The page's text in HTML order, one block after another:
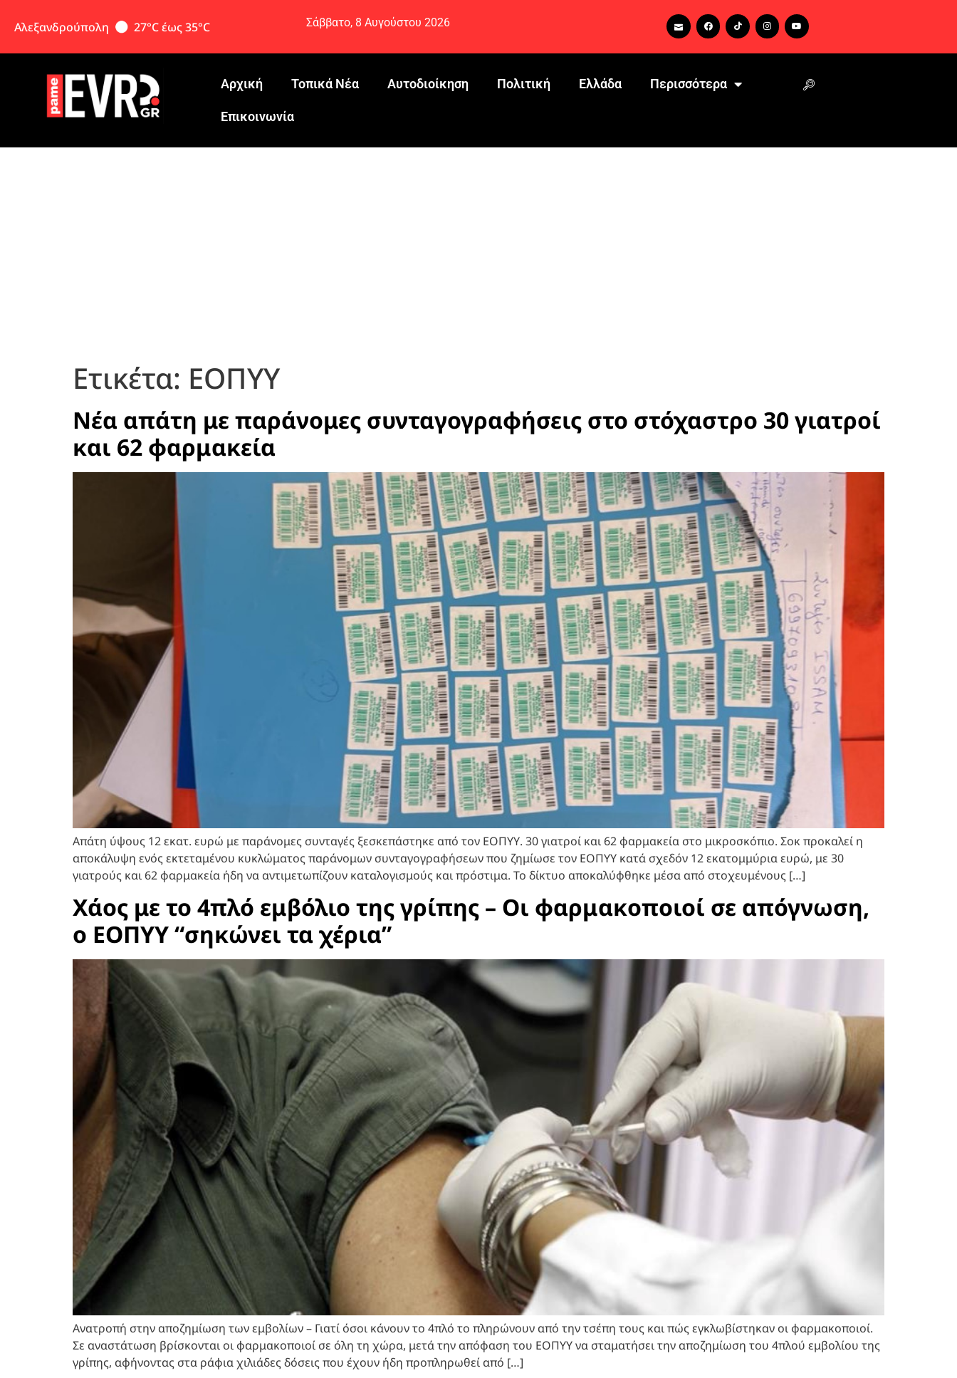
Αλεξανδρούπολη 27°C έως 35°C Σάββατο, 8 Αυγούστου 2026
Αρχική Τοπικά Νέα Αυτοδιοίκηση Πολιτική Ελλάδα Περισσότερα
Eπικοινωνία
Ετικέτα: ΕΟΠΥΥ
Νέα απάτη με παράνομες συνταγογραφήσεις στο στόχαστρο 30 γιατροί
και 62 φαρμακεία
Απάτη ύψους 12 εκατ. ευρώ με παράνομες συνταγές ξεσκεπάστηκε από τον ΕΟΠΥΥ. 30 γιατροί και 62 φαρμακεία στο μικροσκόπιο. Σοκ προκαλεί η
αποκάλυψη ενός εκτεταμένου κυκλώματος παράνομων συνταγογραφήσεων που ζημίωσε τον ΕΟΠΥΥ κατά σχεδόν 12 εκατομμύρια ευρώ, με 30
γιατρούς και 62 φαρμακεία ήδη να αντιμετωπίζουν καταλογισμούς και πρόστιμα. Το δίκτυο αποκαλύφθηκε μέσα από στοχευμένους […]
Χάος με το 4πλό εμβόλιο της γρίπης – Οι φαρμακοποιοί σε απόγνωση,
ο ΕΟΠΥΥ “σηκώνει τα χέρια”
Ανατροπή στην αποζημίωση των εμβολίων – Γιατί όσοι κάνουν το 4πλό το πληρώνουν από την τσέπη τους και πώς εγκλωβίστηκαν οι φαρμακοποιοί.
Σε αναστάτωση βρίσκονται οι φαρμακοποιοί σε όλη τη χώρα, μετά την απόφαση του ΕΟΠΥΥ να σταματήσει την αποζημίωση του 4πλού εμβολίου της
γρίπης, αφήνοντας στα ράφια χιλιάδες δόσεις που έχουν ήδη προπληρωθεί από […]